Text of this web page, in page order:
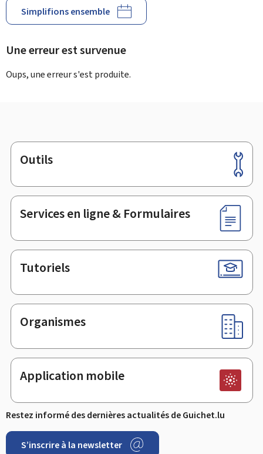
Simplifions ensemble
Une erreur est survenue
Oups, une erreur s'est produite.
Pied
de
page
Outils
Services en ligne & Formulaires
Tutoriels
Organismes
Application mobile
Restez informé des dernières actualités de Guichet.lu
S’inscrire à la newsletter